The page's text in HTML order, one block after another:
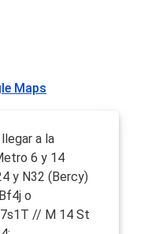
Maps
a la
6 y 14
y N32 (Bercy)
o
// M 14 St